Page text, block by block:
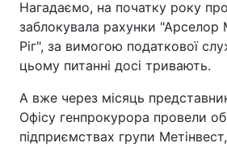
Нагадаємо, на початку року
заблокувала рахунки "Арселор
Ріг", за вимогою податкової
цьому питанні досі тривають.
А вже через місяць
Офісу генпрокурора провели
підприємствах групи